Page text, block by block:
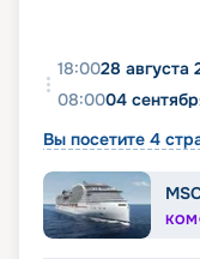
18:0028 августа
08:0004
Вы посетите 4